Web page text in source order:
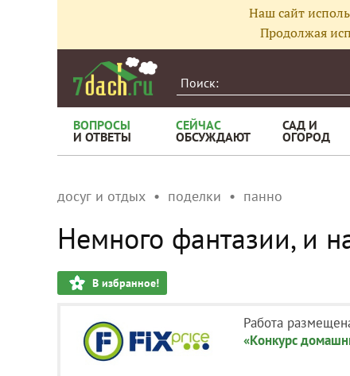
Наш сайт
Продолжая
ВОПРОСЫ
И ОТВЕТЫ
СЕЙЧАС
ОБСУЖДАЮТ
САД И
ОГОРОД
досуг и отдых поделки панно
Немного фантазии, и
В избранное!
Работа
«Конкурс